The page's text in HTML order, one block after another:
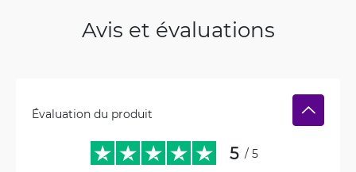
Avis et évaluations
Évaluation du produit
5 / 5